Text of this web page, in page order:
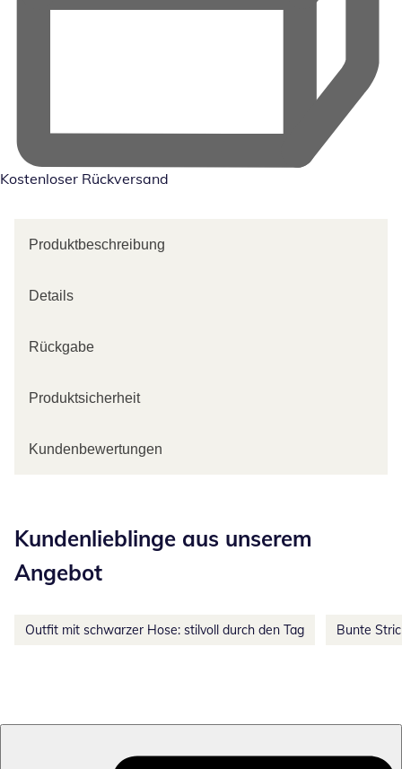
Kostenloser Rückversand
Produktbeschreibung
Details
Rückgabe
Produktsicherheit
Kundenbewertungen
Kundenlieblinge aus unserem
Angebot
Outfit mit schwarzer Hose: stilvoll durch den Tag Bunte